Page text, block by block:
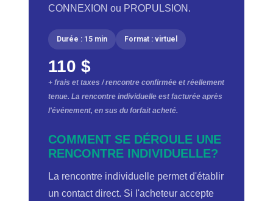
CONNEXION ou PROPULSION.
Durée : 15 min Format : virtuel
110 $
+ frais et taxes / rencontre confirmée et réellement
tenue. La rencontre individuelle est facturée après
l'événement, en sus du forfait acheté.
COMMENT SE DÉROULE UNE
RENCONTRE INDIVIDUELLE?
La rencontre individuelle permet d'établir
un contact direct. Si l'acheteur accepte